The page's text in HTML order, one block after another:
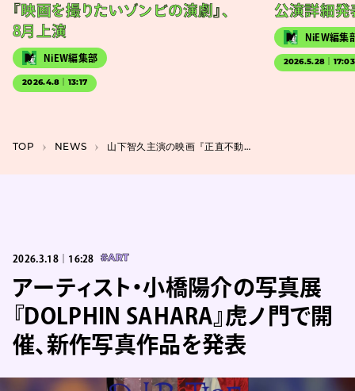
『映画を撮りたいゾンビの演劇』、
8月上演
NiEW編集部
2026.4.8｜13:17
公演詳細発
NiEW編集
2026.5.28｜17:03
TOP NEWS 山下智久主演の映画『正直不動産』、アメリカロケのメイキング写真が公開
2026.3.18｜16:28 #ART
アーティスト・小橋陽介の写真展
『DOLPHIN SAHARA』虎ノ門で開
催、新作写真作品を発表